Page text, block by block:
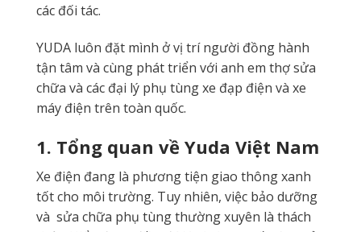
các đối tác.
YUDA luôn đặt mình ở vị trí người đồng hành
tận tâm và cùng phát triển với anh em thợ sửa
chữa và các đại lý phụ tùng xe đạp điện và xe
máy điện trên toàn quốc.
1. Tổng quan về Yuda Việt Nam
Xe điện đang là phương tiện giao thông xanh
tốt cho môi trường. Tuy nhiên, việc bảo dưỡng
và sửa chữa phụ tùng thường xuyên là thách